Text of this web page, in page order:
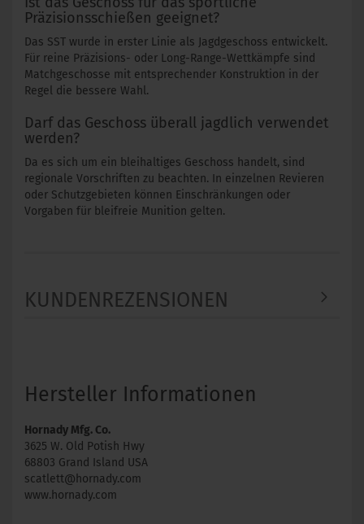
Präzisionsschießen geeignet?
Das SST wurde in erster Linie als Jagdgeschoss entwickelt.
Für reine Präzisions- oder Long-Range-Wettkämpfe sind
Matchgeschosse mit entsprechender Konstruktion in der
Regel die bessere Wahl.
Darf das Geschoss überall jagdlich verwendet
werden?
Da es sich um ein bleihaltiges Geschoss handelt, sind
regionale Vorschriften zu beachten. In einzelnen Revieren
oder Schutzgebieten können Einschränkungen oder
Vorgaben für bleifreie Munition gelten.
KUNDENREZENSIONEN
Hersteller Informationen
Hornady Mfg. Co.
3625 W. Old Potish Hwy
68803 Grand Island USA
scatlett@hornady.com
www.hornady.com